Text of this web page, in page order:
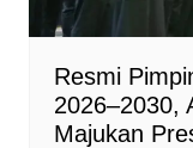
Resmi
2026–2030,
Majukan